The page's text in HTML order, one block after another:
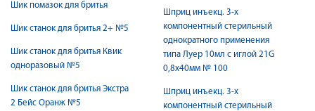
Шик помазок для бритья
Шик станок для бритья 2+ №5
Шик станок для бритья Квик
одноразовый №5
Шик станок для бритья Экстра
2 Бейс Оранж №5
Шприц инъекц. 3-х
компонентный стерильный
однократного применения
типа Луер 10мл с иглой 21G
0,8х40мм № 100
Шприц инъекц. 3-х
компонентный стерильный